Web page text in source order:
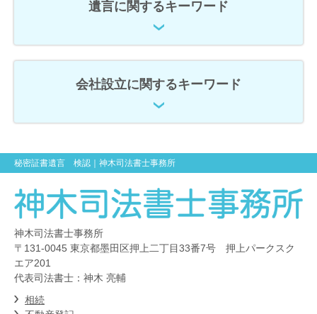
遺言に関するキーワード
会社設立に関するキーワード
秘密証書遺言 検認 ｜神木司法書士事務所
神木司法書士事務所
〒131-0045 東京都墨田区押上二丁目33番7号 押上パークスク
エア201
代表司法書士：神木 亮輔
相続